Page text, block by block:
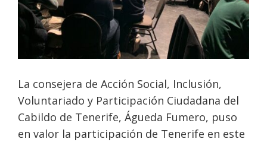
La consejera de Acción Social, Inclusión,
Voluntariado y Participación Ciudadana del
Cabildo de Tenerife, Águeda Fumero, puso
en valor la participación de Tenerife en este